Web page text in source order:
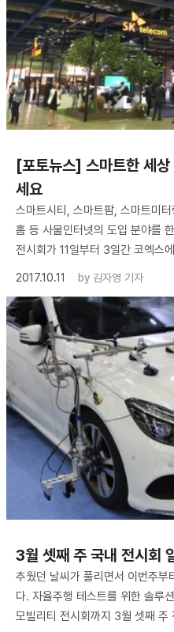
[포토뉴스] 스마트한 세
세요
스마트시티, 스마트팜, 스마트미
홈 등 사물인터넷의 도입 분야를
전시회가 11일부터 3일간 코엑스
2017.10.11
by 김자영 기자
3월 셋째 주 국내 전시회
추웠던 날씨가 풀리면서 이번주
다. 자율주행 테스트를 위한 솔루
모빌리티 전시회까지 3월 셋째 주